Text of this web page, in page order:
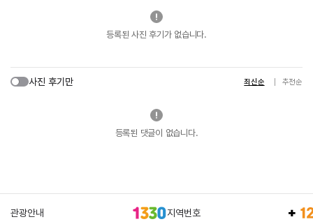
등록된 사진 후기가 없습니다.
사진 후기만 최신순 추천순
등록된 댓글이 없습니다.
관광안내 지역번호